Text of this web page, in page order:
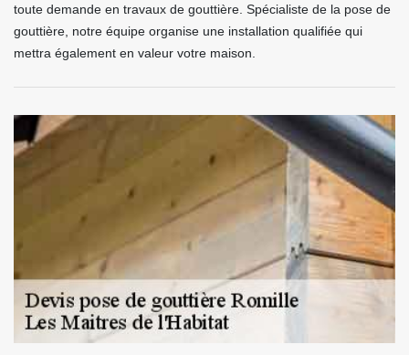
toute demande en travaux de gouttière. Spécialiste de la pose de
gouttière, notre équipe organise une installation qualifiée qui
mettra également en valeur votre maison.